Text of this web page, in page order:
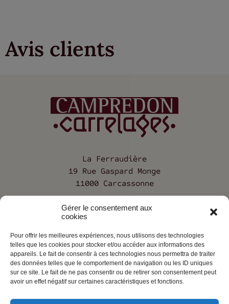
Gérer le consentement aux
cookies
Pour offrir les meilleures expériences, nous utilisons des technologies
telles que les cookies pour stocker et/ou accéder aux informations des
appareils. Le fait de consentir à ces technologies nous permettra de traiter
des données telles que le comportement de navigation ou les ID uniques
sur ce site. Le fait de ne pas consentir ou de retirer son consentement peut
avoir un effet négatif sur certaines caractéristiques et fonctions.
Avis clients
La Ferraudière
19 Rue Gaspard Monge
11000 Carcassonne
04 68 25 12 68
Société
Contact
Mentions légales